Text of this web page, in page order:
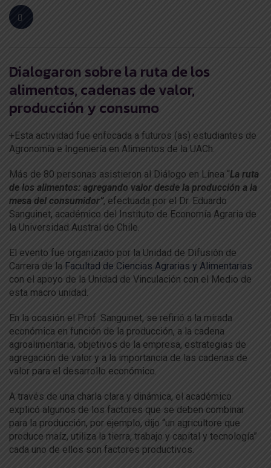
Dialogaron sobre la ruta de los
alimentos, cadenas de valor,
producción y consumo
+Esta actividad fue enfocada a futuros (as) estudiantes de
Agronomía e Ingeniería en Alimentos de la UACh.
Más de 80 personas asistieron al Diálogo en Línea “La ruta
de los alimentos: agregando valor desde la producción a la
mesa del consumidor”, efectuada por el Dr. Eduardo
Sanguinet, académico del Instituto de Economía Agraria de
la Universidad Austral de Chile.
El evento fue organizado por la Unidad de Difusión de
Carrera de la Facultad de Ciencias Agrarias y Alimentarias
con el apoyo de la Unidad de Vinculación con el Medio de
esta macro unidad.
En la ocasión el Prof. Sanguinet, se refirió a la mirada
económica en función de la producción, a la cadena
agroalimentaria, objetivos de la empresa, estrategias de
agregación de valor y a la importancia de las cadenas de
valor para el desarrollo económico.
A través de una charla clara y dinámica, el académico
explicó algunos de los factores que se deben combinar
para la producción, por ejemplo, dijo “un agricultore que
produce maíz, utiliza la tierra, trabajo y capital y tecnología”
cada uno de ellos son factores productivos.